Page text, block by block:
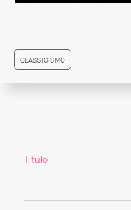
CLASSICISMO
Título